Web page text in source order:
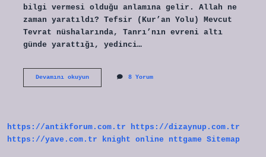
bilgi vermesi olduğu anlamına gelir. Allah ne
zaman yaratıldı? Tefsir (Kur’an Yolu) Mevcut
Tevrat nüshalarında, Tanrı’nın evreni altı
günde yarattığı, yedinci…
Devamını okuyunAllahı
8 Yorum
https://antikforum.com.tr
https://dizaynup.com.tr
https://yave.com.tr
knight online nttgame Sitemap